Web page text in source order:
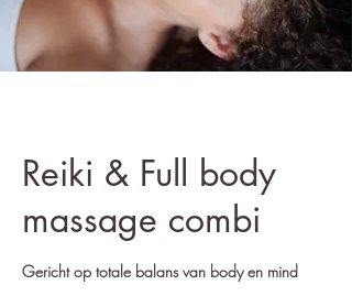
Reiki & Full body
massage combi
Gericht op totale balans van body en mind